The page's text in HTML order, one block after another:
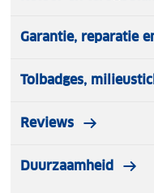
Garantie, reparatie
Tolbadges,
Reviews
Duurzaamheid